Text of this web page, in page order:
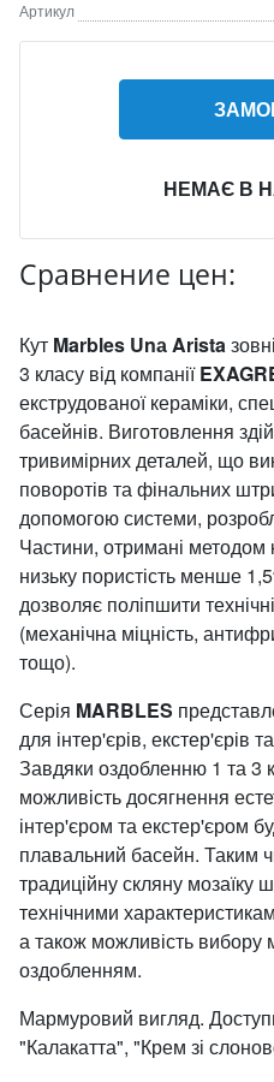
Артикул
НЕМАЄ В
Сравнение цен:
Кут Marbles Unа Arista
3 класу від компанії
екструдованої кераміки,
басейнів. Виготовлення
тривимірних деталей, що
поворотів та фінальних
допомогою системи,
Частини, отримані методом
низьку пористість менше
дозволяє поліпшити
(механічна міцність,
тощо).
Серія MARBLES
для інтер'єрів, екстер'єрів
Завдяки оздобленню 1 та 3
можливість досягнення
інтер'єром та екстер'єром
плавальний басейн. Таким
традиційну скляну мозаїку
технічними
а також можливість
оздобленням.
Мармуровий вигляд.
"Калакатта", "Крем зі